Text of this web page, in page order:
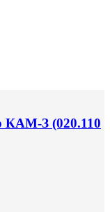
З (020.110